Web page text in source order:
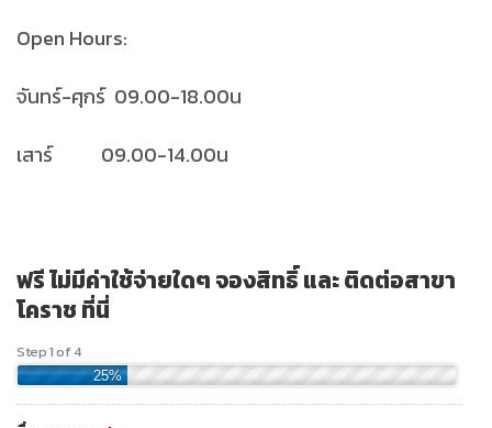
Open Hours:
จันทร์-ศุกร์ 09.00-18.00น
เสาร์ 09.00-14.00น
ฟรี ไม่มีค่าใช้จ่ายใดๆ จองสิทธิ์ และ ติดต่อสาขา
โคราช ที่นี่
Step 1 of 4
25%